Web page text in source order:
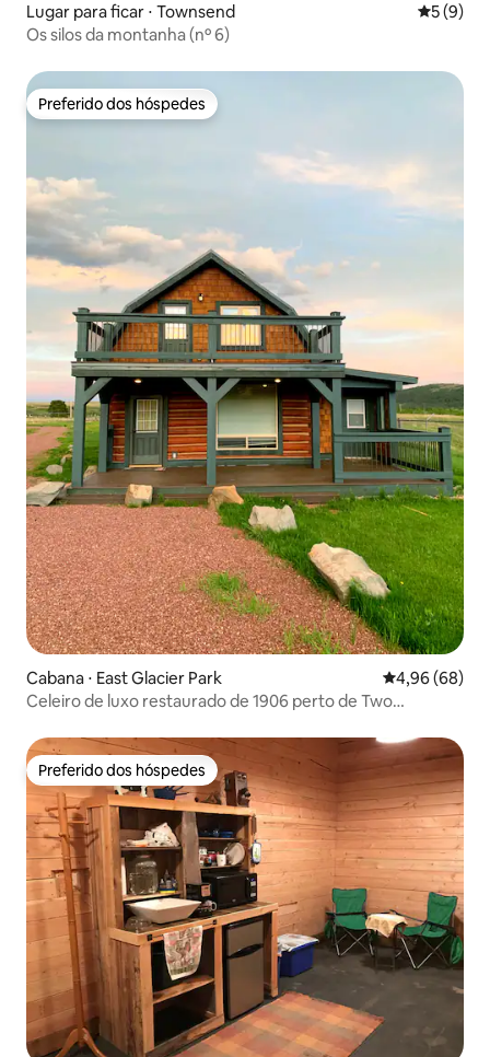
Lugar para ficar ⋅ Townsend 5 de
5 (9)
Os silos da montanha (nº 6)
Preferido dos hóspedes
Preferido dos hóspedes
Cabana ⋅ East Glacier Park 4,96 de uma
4,96 (68)
Celeiro de luxo restaurado de 1906 perto de Two
Preferido dos hóspedes
Preferido dos hóspedes